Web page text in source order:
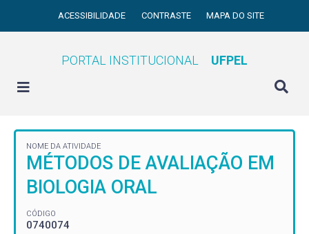
ACESSIBILIDADE CONTRASTE MAPA DO SITE
PORTAL INSTITUCIONAL UFPEL
NOME DA ATIVIDADE
MÉTODOS DE AVALIAÇÃO EM
BIOLOGIA ORAL
CÓDIGO
0740074